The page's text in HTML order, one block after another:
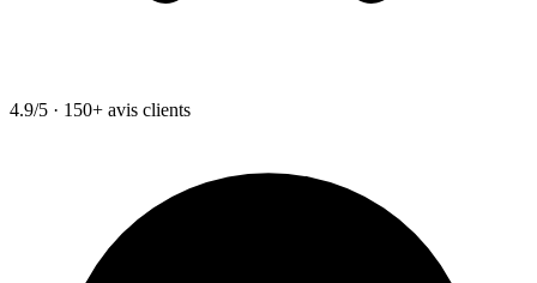
4.9/5 · 150+ avis clients